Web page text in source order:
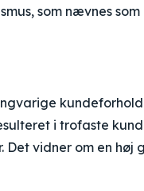
som nævnes
i trofaste
vidner om en høj